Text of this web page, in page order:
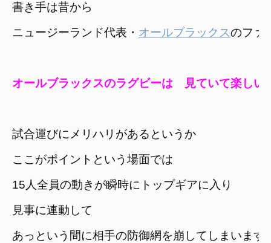
書き手は昔から
ニュージーランド代表・ オールブラックスのファ
オールブラックスのラグビーは　見ていて楽しい
試合運びにメリハリがあるというか
ここがポイントという場面では
15人全員の動きが瞬時にトップギアに入り
見事に連動して
あっという間に相手の防御網を崩してしまいます